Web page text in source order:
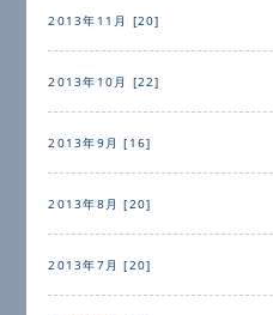
2013年11月 [20]
2013年10月 [22]
2013年9月 [16]
2013年8月 [20]
2013年7月 [20]